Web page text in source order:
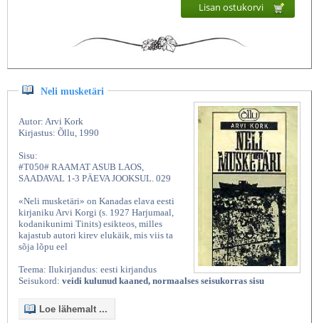
Lisan ostukorvi
Neli musketäri
Autor: Arvi Kork
Kirjastus: Õllu, 1990
Sisu:
#T050# RAAMAT ASUB LAOS,
SAADAVAL 1-3 PÄEVA JOOKSUL. 029
«Neli musketäri» on Kanadas elava eesti
kirjaniku Arvi Korgi (s. 1927 Harjumaal,
kodanikunimi Tinits) esikteos, milles
kajastub autori kirev elukäik, mis viis ta
sõja lõpu eel
Teema: Ilukirjandus: eesti kirjandus
Seisukord: veidi kulunud kaaned, normaalses seisukorras sisu
Loe lähemalt ...